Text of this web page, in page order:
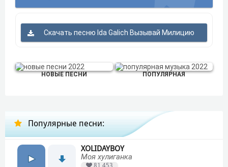
Скачать песню Ida Galich Вызывай Милицию
НОВЫЕ ПЕСНИ ПОПУЛЯРНАЯ
Популярные песни:
XOLIDAYBOY
Моя хулиганка
81 453